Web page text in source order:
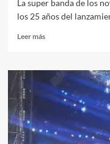
La super banda de los
los 25 años del
Leer másLeer
Tendremos
nuevo
disco
Temple
of
The